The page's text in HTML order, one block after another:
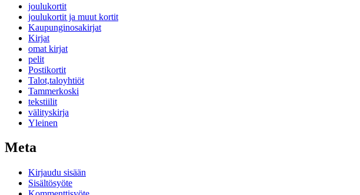
joulukortit
joulukortit ja muut kortit
Kaupunginosakirjat
Kirjat
omat kirjat
pelit
Postikortit
Talot,taloyhtiöt
Tammerkoski
tekstiilit
välityskirja
Yleinen
Meta
Kirjaudu sisään
Sisältösyöte